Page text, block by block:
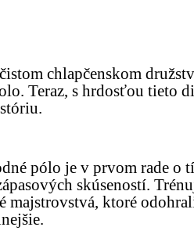
chlapčenskom
Teraz, s hrdosťou tieto
pólo je v prvom rade
skúseností.
ktoré